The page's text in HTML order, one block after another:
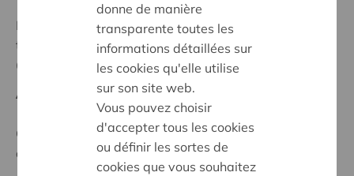
Remplissez le formulaire ci-dessous et choisissez le
type d'informations que vous désirez recevoir.
Cera Newsletter
Abonnez-vous ici à notre newsletter.
Ces données sont utilisées uniquement pour la gestion
de notre base de données.
donne de manière
transparente toutes les
informations détaillées sur
les cookies qu'elle utilise
sur son site web.
Vous pouvez choisir
d'accepter tous les cookies
ou définir les sortes de
cookies que vous souhaitez